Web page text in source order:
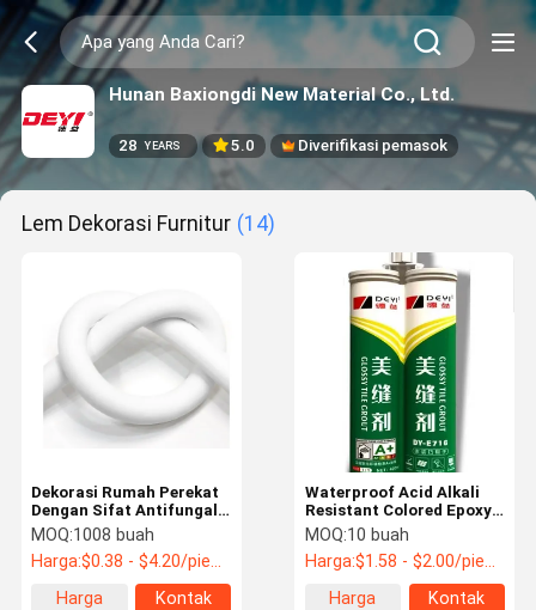
Hunan Baxiongdi New Material Co., Ltd.
28 YEARS 5.0 Diverifikasi pemasok
Lem Dekorasi Furnitur (14)
Dekorasi Rumah Perekat
Dengan Sifat Antifungal
Satu Komponen 20-30
menit Waktu
Penyembuhan
MOQ:1008 buah
Harga:$0.38 - $4.20/pieces
Harga
Kontak
Waterproof Acid Alkali
Resistant Colored Epoxy
Grout Bahan baku utama
Epoxy 400ml
MOQ:10 buah
Harga:$1.58 - $2.00/pieces
Harga
Kontak